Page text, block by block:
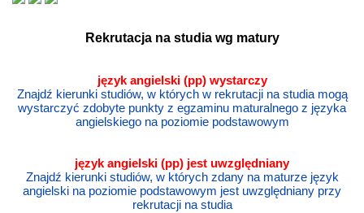
Rekrutacja na studia wg matury
język angielski (pp) wystarczy
Znajdź kierunki studiów, w których w rekrutacji na studia mogą
wystarczyć zdobyte punkty z egzaminu maturalnego z języka
angielskiego na poziomie podstawowym
język angielski (pp) jest uwzględniany
Znajdź kierunki studiów, w których zdany na maturze język
angielski na poziomie podstawowym jest uwzględniany przy
rekrutacji na studia